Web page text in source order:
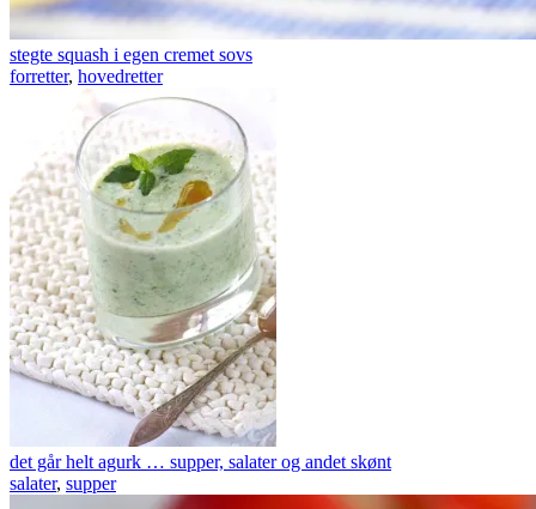
stegte squash i egen cremet sovs
forretter, hovedretter
det går helt agurk … supper, salater og andet skønt
salater, supper